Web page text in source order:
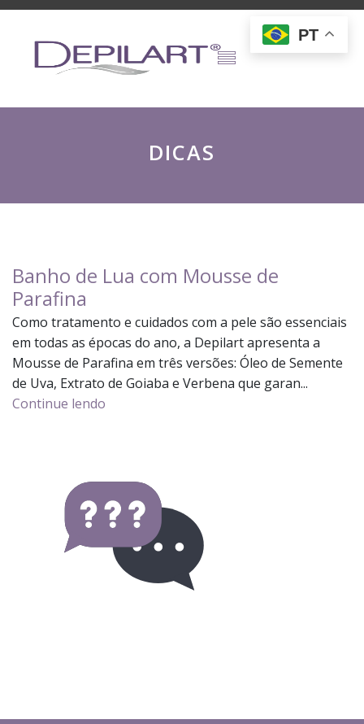
DICAS
Banho de Lua com Mousse de
Parafina
Como tratamento e cuidados com a pele são essenciais
em todas as épocas do ano, a Depilart apresenta a
Mousse de Parafina em três versões: Óleo de Semente
de Uva, Extrato de Goiaba e Verbena que garan...
Continue lendo
PT